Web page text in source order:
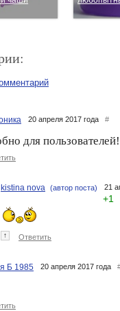
прокладки?
20 апреля 2017 года #
для пользователей!
kistina nova (автор поста) 21
+1
↑ Ответить
Б 1985 20 апреля 2017 года